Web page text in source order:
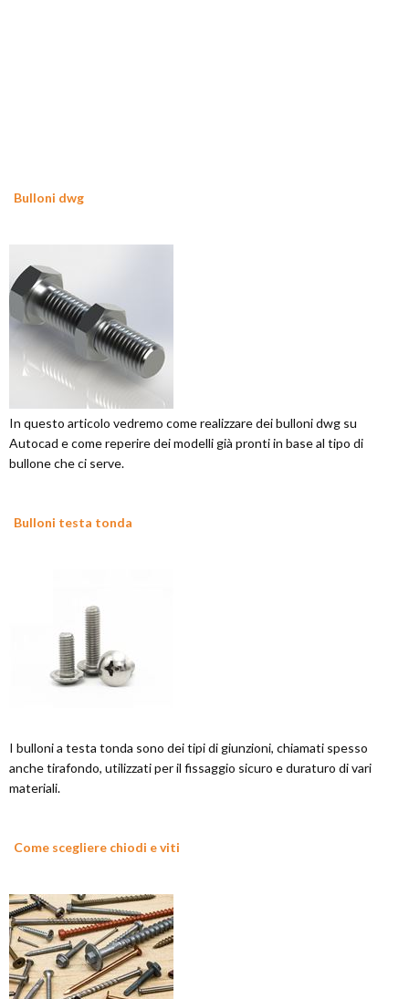
Bulloni dwg
In questo articolo vedremo come realizzare dei bulloni dwg su
Autocad e come reperire dei modelli già pronti in base al tipo di
bullone che ci serve.
Bulloni testa tonda
I bulloni a testa tonda sono dei tipi di giunzioni, chiamati spesso
anche tirafondo, utilizzati per il fissaggio sicuro e duraturo di vari
materiali.
Come scegliere chiodi e viti